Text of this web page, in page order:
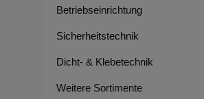
Betriebseinrichtung
Sicherheitstechnik
Dicht- & Klebetechnik
Weitere Sortimente